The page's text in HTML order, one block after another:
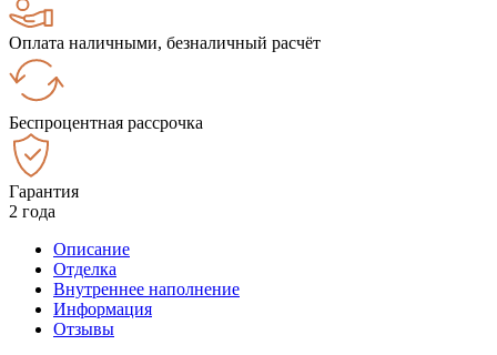
Оплата наличными, безналичный расчёт
Беспроцентная рассрочка
Гарантия
2 года
Описание
Отделка
Внутреннее наполнение
Информация
Отзывы